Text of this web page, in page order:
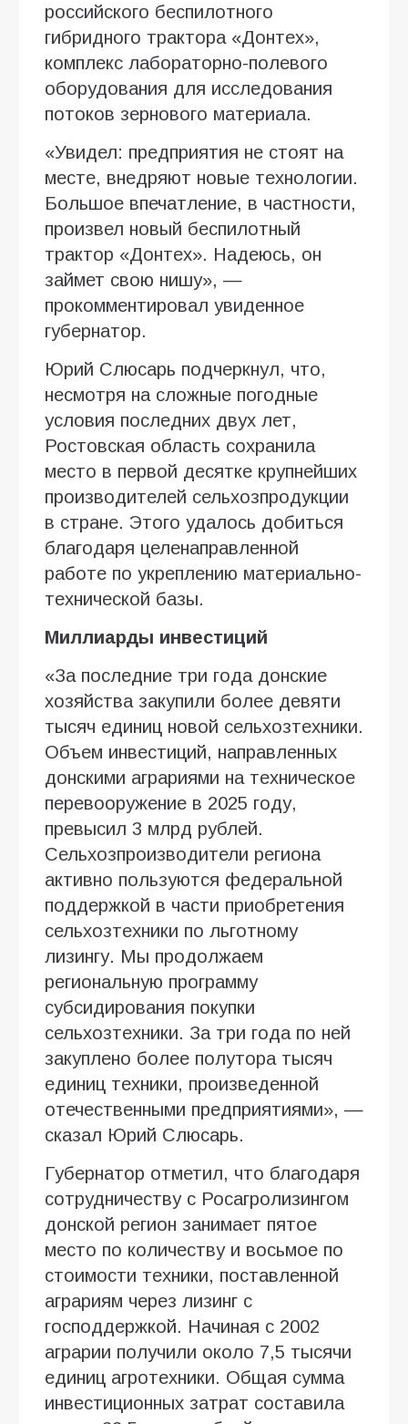
российского беспилотного
гибридного трактора «Донтех»,
комплекс лабораторно-полевого
оборудования для исследования
потоков зернового материала.
«Увидел: предприятия не стоят на
месте, внедряют новые технологии.
Большое впечатление, в частности,
произвел новый беспилотный
трактор «Донтех». Надеюсь, он
займет свою нишу», —
прокомментировал увиденное
губернатор.
Юрий Слюсарь подчеркнул, что,
несмотря на сложные погодные
условия последних двух лет,
Ростовская область сохранила
место в первой десятке крупнейших
производителей сельхозпродукции
в стране. Этого удалось добиться
благодаря целенаправленной
работе по укреплению материально-
технической базы.
Миллиарды инвестиций
«За последние три года донские
хозяйства закупили более девяти
тысяч единиц новой сельхозтехники.
Объем инвестиций, направленных
донскими аграриями на техническое
перевооружение в 2025 году,
превысил 3 млрд рублей.
Сельхозпроизводители региона
активно пользуются федеральной
поддержкой в части приобретения
сельхозтехники по льготному
лизингу. Мы продолжаем
региональную программу
субсидирования покупки
сельхозтехники. За три года по ней
закуплено более полутора тысяч
единиц техники, произведенной
отечественными предприятиями», —
сказал Юрий Слюсарь.
Губернатор отметил, что благодаря
сотрудничеству с Росагролизингом
донской регион занимает пятое
место по количеству и восьмое по
стоимости техники, поставленной
аграриям через лизинг с
господдержкой. Начиная с 2002
аграрии получили около 7,5 тысячи
единиц агротехники. Общая сумма
инвестиционных затрат составила